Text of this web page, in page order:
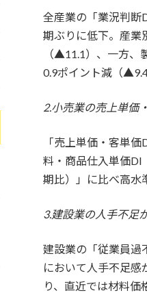
全産業の「業況判断
期ぶりに低下。産業
（▲11.1）、一方
0.9ポイント減（▲9.4
2.小売業の売上単価
「売上単価・客単
料・商品仕入単価DI
期比）」に比べ高水
3.建設業の人手不足
建設業の「従業員過
において人手不足感
り、直近では材料価